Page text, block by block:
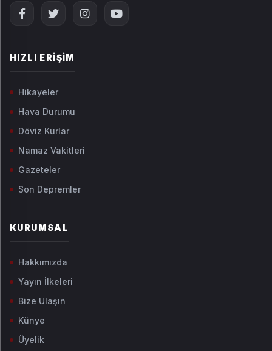
HIZLI ERIŞIM
Hikayeler
Hava Durumu
Döviz Kurlar
Namaz Vakitleri
Gazeteler
Son Depremler
KURUMSAL
Hakkımızda
Yayın İlkeleri
Bize Ulaşın
Künye
Üyelik